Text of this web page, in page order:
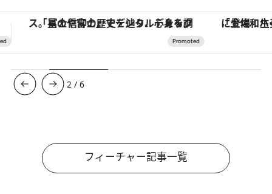
「土佐和ハーブかき氷」がOMO7高知に登場！生姜、山椒、大葉など目にも舌にも涼を呼ぶ郷土の味 【夏限定ディナーコース】旬を
3 /6
フィーチャー記事一覧